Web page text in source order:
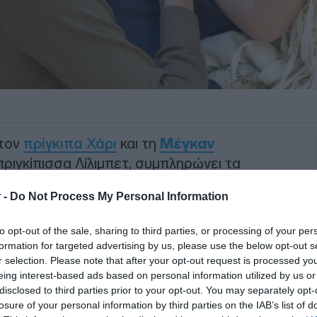
- Do Not Process My Personal Information
opt-out of the sale, sharing to third parties, or processing of your
for targeted advertising by us, please use the below opt-out
selection. Please note that after your opt-out request is processed
interest-based ads based on personal information utilized by us
to third parties prior to your opt-out. You may separately
of your personal information by third parties on the IAB’s list of
πρίγκιπα Χάρι και τη Μέγκαν
Λίλιμπετ, συμπληρώνει τα
όμορφη οικογενειακή επέτειο, ο
να μοιραστούν με το κοινό
στιγμιότυπα της μικρής τους
της βασιλικής οικογένειας ανά
ποζάρει γεμάτο ευτυχία, με